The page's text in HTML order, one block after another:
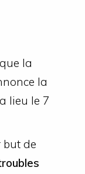
la
la
lieu le 7
but de